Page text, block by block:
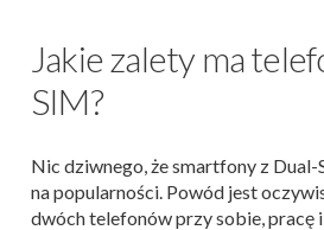
Jakie zalety ma
SIM?
Nic dziwnego, że smartfony z
na popularności. Powód jest
dwóch telefonów przy sobie, pracę